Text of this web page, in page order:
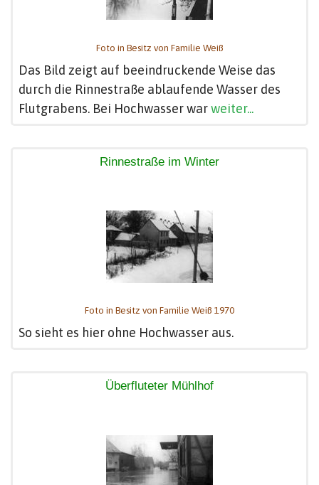
Foto in Besitz von Familie Weiß
Das Bild zeigt auf beeindruckende Weise das
durch die Rinnestraße ablaufende Wasser des
Flutgrabens. Bei Hochwasser warweiter...
Rinnestraße im Winter
Foto in Besitz von Familie Weiß 1970
So sieht es hier ohne Hochwasser aus.
Überfluteter Mühlhof